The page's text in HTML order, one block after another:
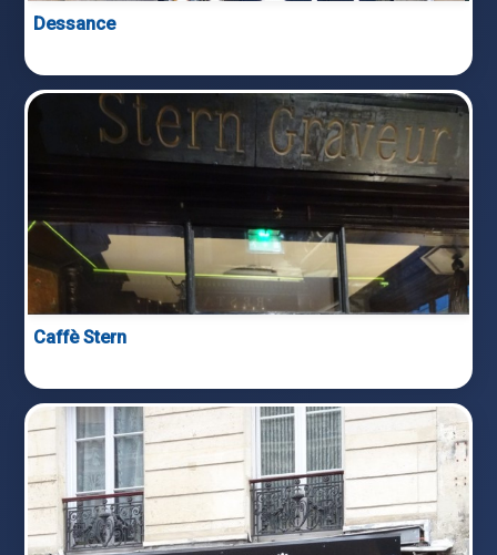
Dessance
Caffè Stern